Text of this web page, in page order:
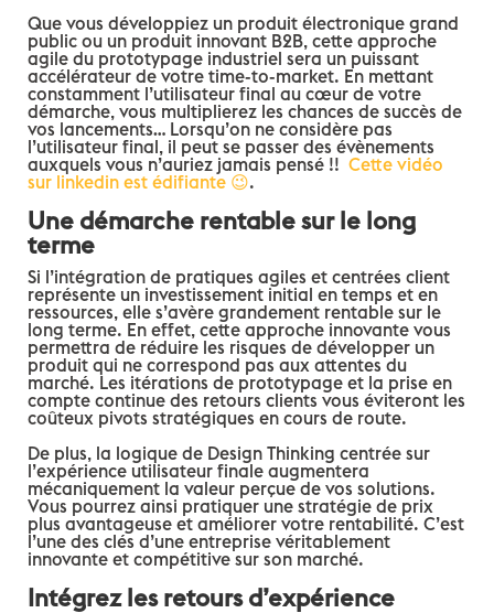
Que vous développiez un produit électronique grand
public ou un produit innovant B2B, cette approche
agile du prototypage industriel sera un puissant
accélérateur de votre time-to-market. En mettant
constamment l’utilisateur final au cœur de votre
démarche, vous multiplierez les chances de succès de
vos lancements… Lorsqu’on ne considère pas
l’utilisateur final, il peut se passer des évènements
auxquels vous n’auriez jamais pensé !! Cette vidéo
sur linkedin est édifiante 😉.
Une démarche rentable sur le long
terme
Si l’intégration de pratiques agiles et centrées client
représente un investissement initial en temps et en
ressources, elle s’avère grandement rentable sur le
long terme. En effet, cette approche innovante vous
permettra de réduire les risques de développer un
produit qui ne correspond pas aux attentes du
marché. Les itérations de prototypage et la prise en
compte continue des retours clients vous éviteront les
coûteux pivots stratégiques en cours de route.
De plus, la logique de Design Thinking centrée sur
l’expérience utilisateur finale augmentera
mécaniquement la valeur perçue de vos solutions.
Vous pourrez ainsi pratiquer une stratégie de prix
plus avantageuse et améliorer votre rentabilité. C’est
l’une des clés d’une entreprise véritablement
innovante et compétitive sur son marché.
Intégrez les retours d’expérience